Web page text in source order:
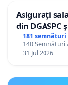
Asigurați
din DGASPC
181 semnături
140 Semnături
31 Jul 2026